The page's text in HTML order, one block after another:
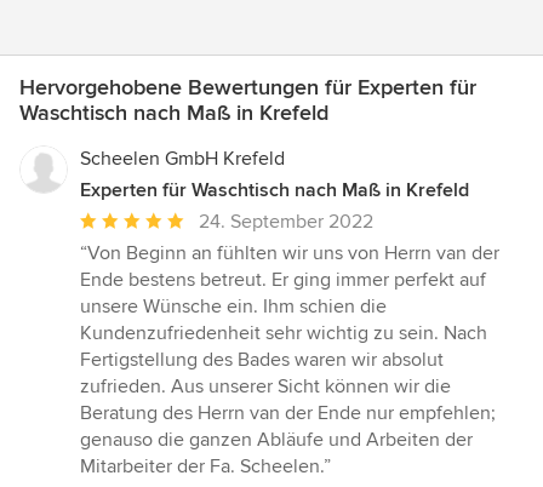
Hervorgehobene Bewertungen für Experten für
Waschtisch nach Maß in Krefeld
Scheelen GmbH Krefeld
Experten für Waschtisch nach Maß in Krefeld
Durchschnittliche
Bewertung:
5
von
5
Sternen
24. September 2022
“Von Beginn an fühlten wir uns von Herrn van der
Ende bestens betreut. Er ging immer perfekt auf
unsere Wünsche ein. Ihm schien die
Kundenzufriedenheit sehr wichtig zu sein. Nach
Fertigstellung des Bades waren wir absolut
zufrieden. Aus unserer Sicht können wir die
Beratung des Herrn van der Ende nur empfehlen;
genauso die ganzen Abläufe und Arbeiten der
Mitarbeiter der Fa. Scheelen.”